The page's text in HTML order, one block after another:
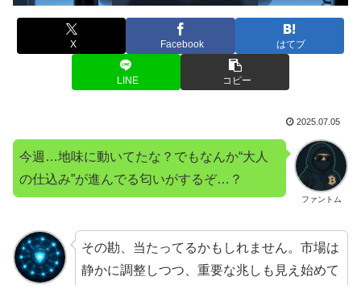
X Facebook はてブ
LINE コピー
2025.07.05
ファントム
今週…地味に動いてたな？でもなんか“大人
の仕込み”が進んでる匂いがするぞ…？
その勘、当たってるかもしれません。市場は
静かに調整しつつ、重要な兆しも見え始めて